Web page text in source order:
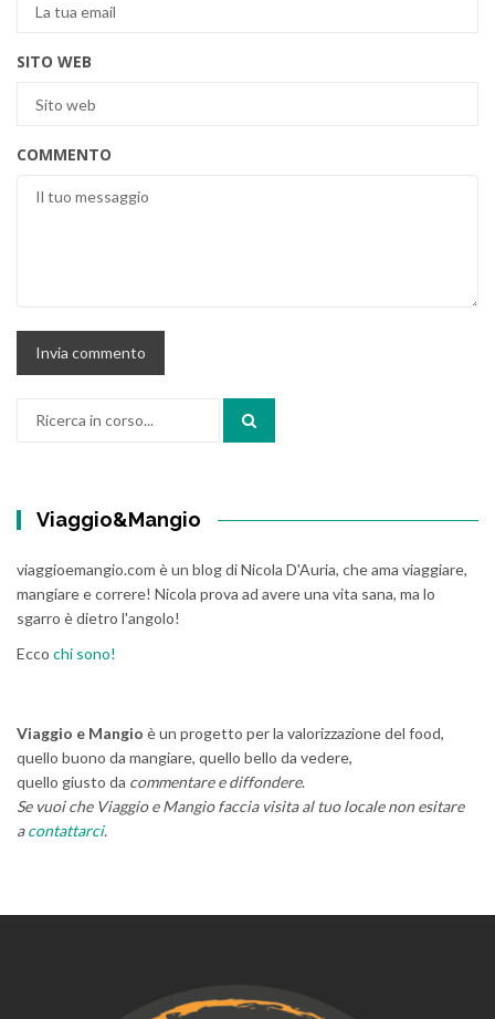
SITO WEB
COMMENTO
Viaggio&Mangio
viaggioemangio.com è un blog di Nicola D'Auria, che ama viaggiare,
mangiare e correre! Nicola prova ad avere una vita sana, ma lo
sgarro è dietro l'angolo!
Ecco chi sono!
Viaggio e Mangio è un progetto per la valorizzazione del food,
quello buono da mangiare, quello bello da vedere,
quello giusto da commentare e diffondere.
Se vuoi che Viaggio e Mangio faccia visita al tuo locale non esitare
acontattarci.